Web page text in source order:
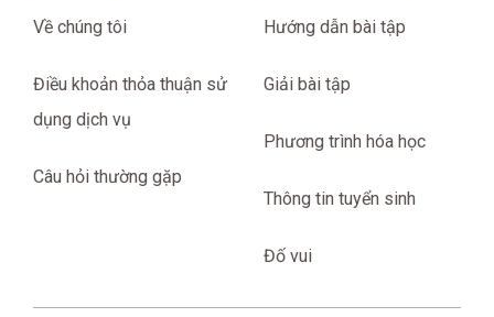
Về chúng tôi
Điều khoản thỏa thuận sử
dụng dịch vụ
Câu hỏi thường gặp
Hướng dẫn bài tập
Giải bài tập
Phương trình hóa học
Thông tin tuyển sinh
Đố vui